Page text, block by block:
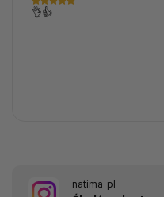
👌👍
natima_pl